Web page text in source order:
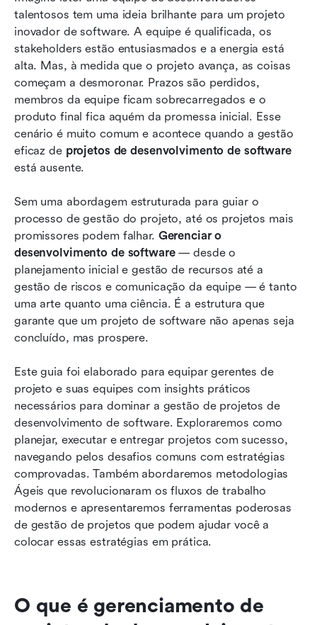
talentosos tem uma ideia brilhante para um projeto
inovador de software. A equipe é qualificada, os
stakeholders estão entusiasmados e a energia está
alta. Mas, à medida que o projeto avança, as coisas
começam a desmoronar. Prazos são perdidos,
membros da equipe ficam sobrecarregados e o
produto final fica aquém da promessa inicial. Esse
cenário é muito comum e acontece quando a gestão
eficaz de projetos de desenvolvimento de software
está ausente.
Sem uma abordagem estruturada para guiar o
processo de gestão do projeto, até os projetos mais
promissores podem falhar. Gerenciar o
desenvolvimento de software — desde o
planejamento inicial e gestão de recursos até a
gestão de riscos e comunicação da equipe — é tanto
uma arte quanto uma ciência. É a estrutura que
garante que um projeto de software não apenas seja
concluído, mas prospere.
Este guia foi elaborado para equipar gerentes de
projeto e suas equipes com insights práticos
necessários para dominar a gestão de projetos de
desenvolvimento de software. Exploraremos como
planejar, executar e entregar projetos com sucesso,
navegando pelos desafios comuns com estratégias
comprovadas. Também abordaremos metodologias
Ágeis que revolucionaram os fluxos de trabalho
modernos e apresentaremos ferramentas poderosas
de gestão de projetos que podem ajudar você a
colocar essas estratégias em prática.
O que é gerenciamento de
8 melhores ferramentas de gerenciamento de
projetos de desenvolvimento de software em
2026
Um processo passo a passo para o
gerenciamento de projetos de desenvolvimento
de software
Técnicas avançadas para superar desafios no
desenvolvimento de software
desenvolvimento de software: uma solução
unificada e inteligente para equipes ágeis
Conclusão
Perguntas Frequentes
Leitura relacionada